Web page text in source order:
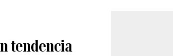
tendencia